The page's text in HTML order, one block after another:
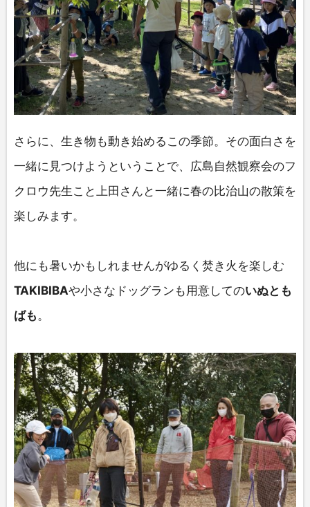
さらに、生き物も動き始めるこの季節。その面白さを
一緒に見つけようということで、広島自然観察会のフ
クロウ先生こと上田さんと一緒に春の比治山の散策を
楽しみます。
他にも暑いかもしれませんがゆるく焚き火を楽しむ
TAKIBIBAや小さなドッグランも用意してのいぬとも
ばも 。